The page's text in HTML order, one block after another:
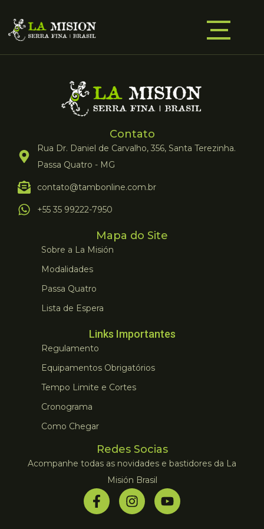
Contato
Rua Dr. Daniel de Carvalho, 356, Santa Terezinha.
Passa Quatro - MG
contato@tambonline.com.br
+55 35 99222-7950
Mapa do Site
Sobre a La Misión
Modalidades
Passa Quatro
Lista de Espera
Links Importantes
Regulamento
Equipamentos Obrigatórios
Tempo Limite e Cortes
Cronograma
Como Chegar
Redes Socias
Acompanhe todas as novidades e bastidores da La
Misión Brasil